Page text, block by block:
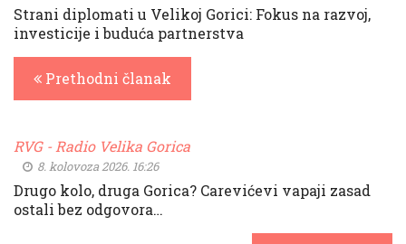
Strani diplomati u Velikoj Gorici: Fokus na razvoj,
investicije i buduća partnerstva
Prethodni članak
RVG - Radio Velika Gorica
8. kolovoza 2026. 16:26
Drugo kolo, druga Gorica? Carevićevi vapaji zasad
ostali bez odgovora…